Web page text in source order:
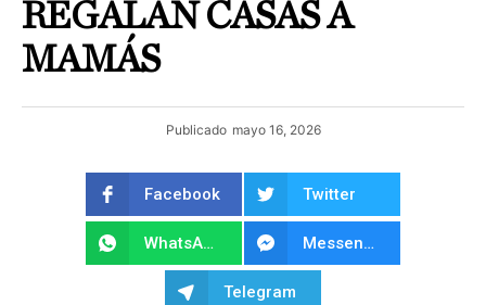
REGALAN CASAS A
MAMÁS
Publicado mayo 16, 2026
Facebook Twitter
WhatsApp Messenger
Telegram